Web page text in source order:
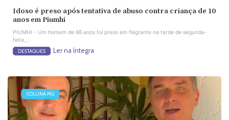
Idoso é preso após tentativa de abuso contra criança de 10
anos em Piumhi
PIUMHI - Um homem de 68 anos foi preso em flagrante na tarde de segunda-
feira,...
DESTAQUES Ler na íntegra
COLUNA MG